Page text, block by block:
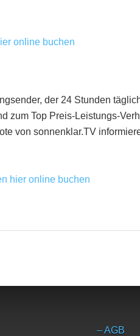
online buchen
der 24 Stunden
zum Top Preis-Leistungs-
von sonnenklar.TV
hier online buchen
– AGB